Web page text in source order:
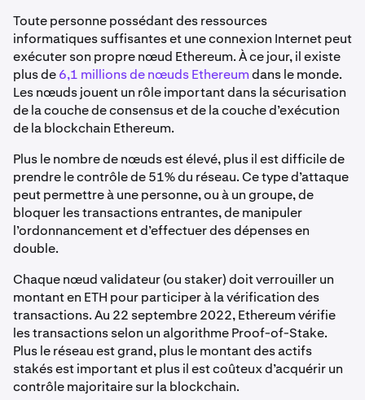
Toute personne possédant des ressources
informatiques suffisantes et une connexion Internet peut
exécuter son propre nœud Ethereum. À ce jour, il existe
plus de6,1 millions de nœuds Ethereumdans le monde.
Les nœuds jouent un rôle important dans la sécurisation
de la couche de consensus et de la couche d’exécution
de la blockchain Ethereum.
Plus le nombre de nœuds est élevé, plus il est difficile de
prendre le contrôle de 51% du réseau. Ce type d’attaque
peut permettre à une personne, ou à un groupe, de
bloquer les transactions entrantes, de manipuler
l’ordonnancement et d’effectuer des dépenses en
double.
Chaque nœud validateur (ou staker) doit verrouiller un
montant en ETH pour participer à la vérification des
transactions. Au 22 septembre 2022, Ethereum vérifie
les transactions selon un algorithme Proof-of-Stake.
Plus le réseau est grand, plus le montant des actifs
stakés est important et plus il est coûteux d’acquérir un
contrôle majoritaire sur la blockchain.